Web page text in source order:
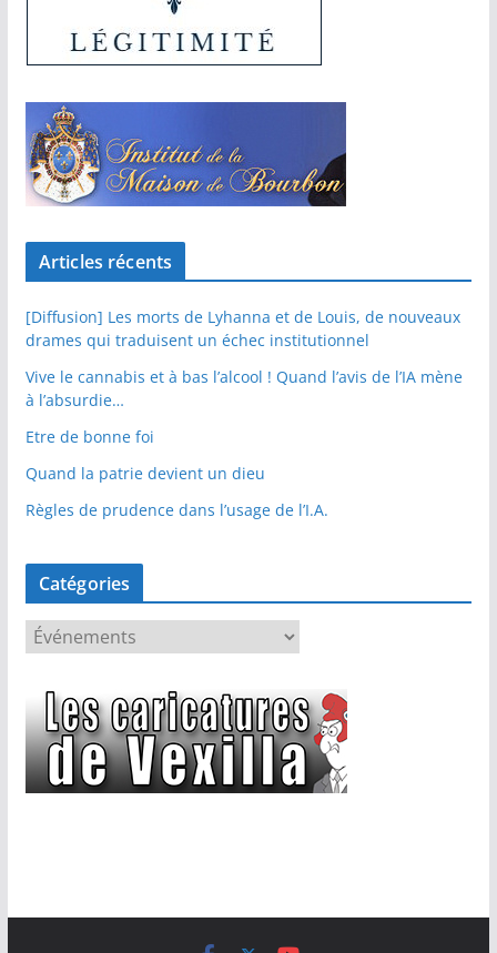
Articles récents
[Diffusion] Les morts de Lyhanna et de Louis, de nouveaux
drames qui traduisent un échec institutionnel
Vive le cannabis et à bas l’alcool ! Quand l’avis de l’IA mène
à l’absurdie…
Etre de bonne foi
Quand la patrie devient un dieu
Règles de prudence dans l’usage de l’I.A.
Catégories
a
é
g
o
r